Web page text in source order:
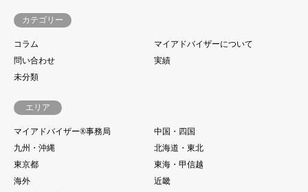
カテゴリー
コラム
マイアドバイザーについて
問い合わせ
実績
未分類
エリア
マイアドバイザー®事務局
中国・四国
九州・沖縄
北海道・東北
東京都
東海・甲信越
海外
近畿